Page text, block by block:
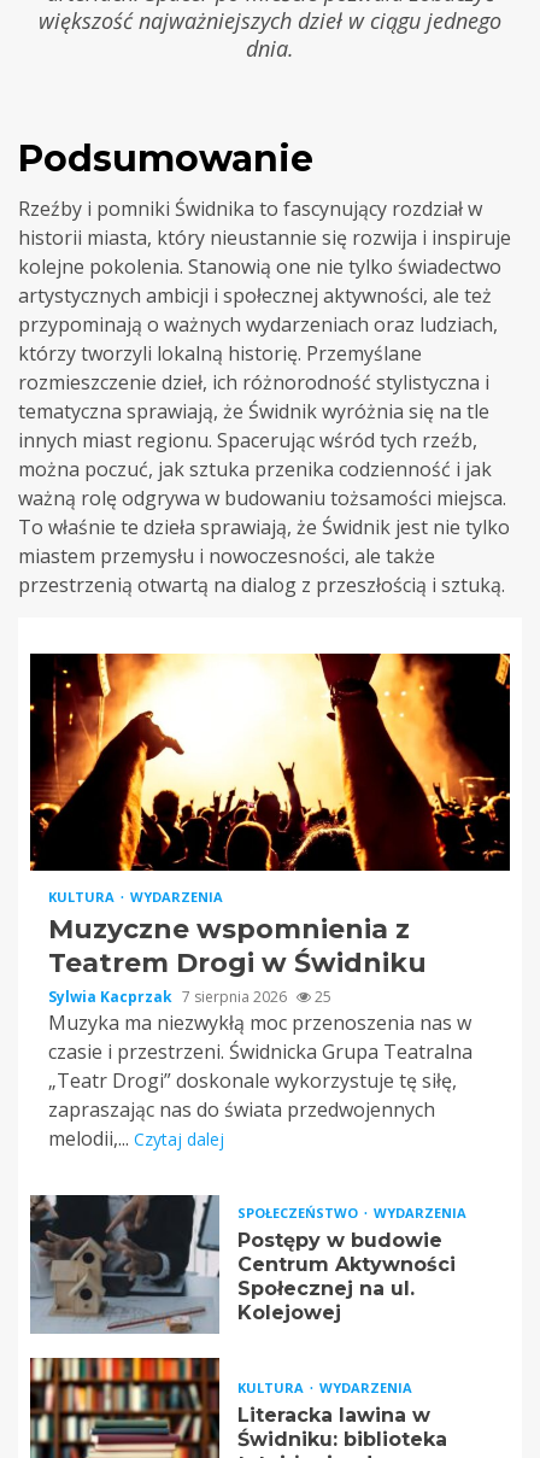
większość najważniejszych dzieł w ciągu jednego
dnia.
Podsumowanie
Rzeźby i pomniki Świdnika to fascynujący rozdział w
historii miasta, który nieustannie się rozwija i inspiruje
kolejne pokolenia. Stanowią one nie tylko świadectwo
artystycznych ambicji i społecznej aktywności, ale też
przypominają o ważnych wydarzeniach oraz ludziach,
którzy tworzyli lokalną historię. Przemyślane
rozmieszczenie dzieł, ich różnorodność stylistyczna i
tematyczna sprawiają, że Świdnik wyróżnia się na tle
innych miast regionu. Spacerując wśród tych rzeźb,
można poczuć, jak sztuka przenika codzienność i jak
ważną rolę odgrywa w budowaniu tożsamości miejsca.
To właśnie te dzieła sprawiają, że Świdnik jest nie tylko
miastem przemysłu i nowoczesności, ale także
przestrzenią otwartą na dialog z przeszłością i sztuką.
KULTURA WYDARZENIA
Muzyczne wspomnienia z
Teatrem Drogi w Świdniku
Sylwia Kacprzak 7 sierpnia 2026 25
Muzyka ma niezwykłą moc przenoszenia nas w
czasie i przestrzeni. Świdnicka Grupa Teatralna
„Teatr Drogi” doskonale wykorzystuje tę siłę,
zapraszając nas do świata przedwojennych
melodii,... Czytaj dalej
SPOŁECZEŃSTWO WYDARZENIA
Postępy w budowie
Centrum Aktywności
Społecznej na ul.
Kolejowej
KULTURA WYDARZENIA
Literacka lawina w
Świdniku: biblioteka